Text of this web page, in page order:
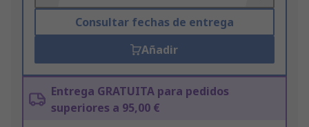
Consultar fechas de entrega
Añadir
Entrega GRATUITA para pedidos
superiores a 95,00 €